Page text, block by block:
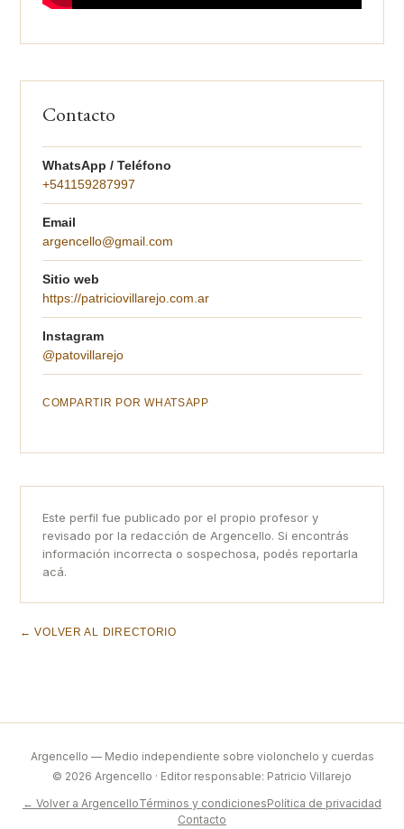
Contacto
WhatsApp / Teléfono
+541159287997
Email
argencello@gmail.com
Sitio web
https://patriciovillarejo.com.ar
Instagram
@patovillarejo
COMPARTIR POR WHATSAPP
Este perfil fue publicado por el propio profesor y
revisado por la redacción de Argencello. Si encontrás
información incorrecta o sospechosa, podés reportarla
acá.
← VOLVER AL DIRECTORIO
Argencello — Medio independiente sobre violonchelo y cuerdas
© 2026 Argencello · Editor responsable: Patricio Villarejo
← Volver a ArgencelloTérminos y condicionesPolítica de privacidad
Contacto